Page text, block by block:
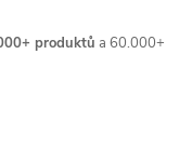
produktů a 60.000+